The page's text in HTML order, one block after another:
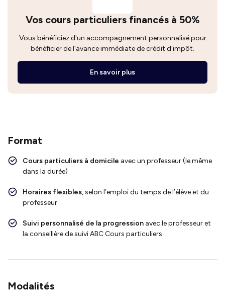
Vos cours particuliers financés à 50%
Vous bénéficiez d'un accompagnement personnalisé pour
bénéficier de l'avance immédiate de crédit d'impôt.
En savoir plus
Format
Cours particuliers à domicile avec un professeur (le même
dans la durée)
Horaires flexibles, selon l’emploi du temps de l’élève et du
professeur
Suivi personnalisé de la progression avec le professeur et
la conseillère de suivi ABC Cours particuliers
Modalités